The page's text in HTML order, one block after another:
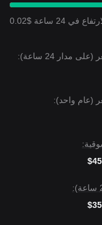
في 24 ساعة $0.02
مدار 24 ساعة):
(عام واحد):